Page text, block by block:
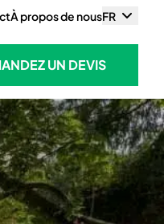
À propos de nousFR
UN DEVIS
UN DEVIS